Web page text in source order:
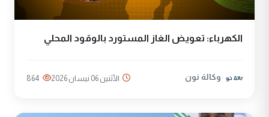
الكهرباء: تعويض الغاز المستورد بالوقود المحلي
وكالة نون الأثنين 06 نيسان 2026 864